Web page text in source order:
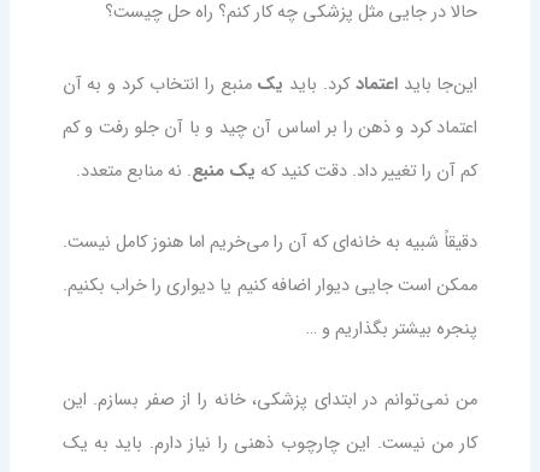
حالا در جایی مثل پزشکی چه کار کنم؟ راه حل چیست؟
این‌جا بایداعتمادکرد. باید یک منبع را انتخاب کرد و به آن
اعتماد کرد و ذهن را بر اساس آن چید و با آن جلو رفت و کم
کم آن را تغییر داد. دقت کنید که یک منبع. نه منابع متعدد.
دقیقاً شبیه به خانه‌ای که آن را می‌خریم اما هنوز کامل نیست.
ممکن است جایی دیوار اضافه کنیم یا دیواری را خراب بکنیم.
پنجره بیشتر بگذاریم و …
من نمی‌توانم در ابتدای پزشکی، خانه را از صفر بسازم. این
کار من نیست. این چارچوب ذهنی را نیاز دارم. باید به یک